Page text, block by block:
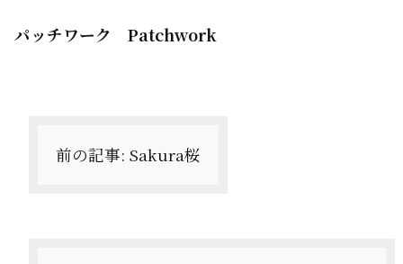
パッチワーク Patchwork
前の記事: Sakura桜